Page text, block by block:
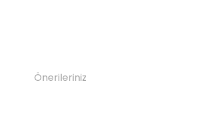
Önerileriniz